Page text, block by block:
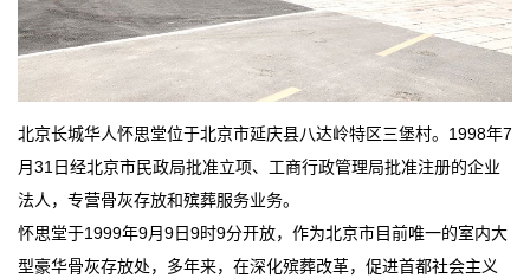
北京长城华人怀思堂位于北京市延庆县八达岭特区三堡村。1998年7
月31日经北京市民政局批准立项、工商行政管理局批准注册的企业
法人，专营骨灰存放和殡葬服务业务。
怀思堂于1999年9月9日9时9分开放，作为北京市目前唯一的室内大
型豪华骨灰存放处，多年来，在深化殡葬改革，促进首都社会主义